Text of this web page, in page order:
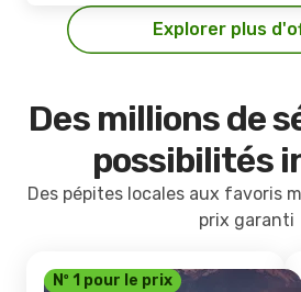
Explorer plus
Des millions de
possibilités
Des pépites locales aux favoris
prix garanti
Nº 1 pour le prix